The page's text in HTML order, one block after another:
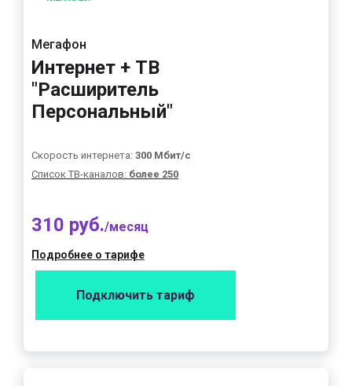
Мегафон
Интернет + ТВ
"Расширитель
Персональный"
Скорость интернета: 300 Мбит/с
Список ТВ-каналов: более 250
310 руб./месяц
Подробнее о тарифе
Подключить тариф